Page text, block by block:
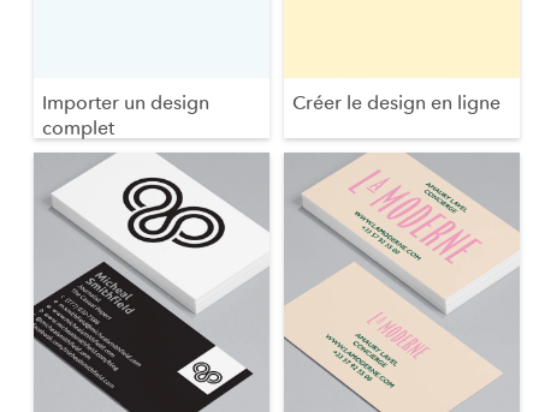
Importer un design
complet
Créer le design en ligne